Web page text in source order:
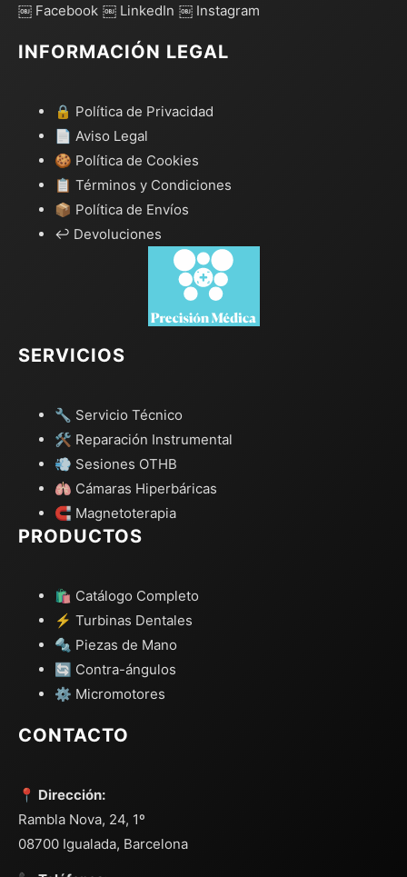
￼ Facebook ￼ LinkedIn ￼ Instagram
INFORMACIÓN LEGAL
🔒 Política de Privacidad
📄 Aviso Legal
🍪 Política de Cookies
📋 Términos y Condiciones
📦 Política de Envíos
↩️ Devoluciones
SERVICIOS
🔧 Servicio Técnico
🛠️ Reparación Instrumental
💨 Sesiones OTHB
🫁 Cámaras Hiperbáricas
🧲 Magnetoterapia
PRODUCTOS
🛍️ Catálogo Completo
⚡ Turbinas Dentales
🔩 Piezas de Mano
🔄 Contra-ángulos
⚙️ Micromotores
CONTACTO
📍 Dirección:
Rambla Nova, 24, 1º
08700 Igualada, Barcelona